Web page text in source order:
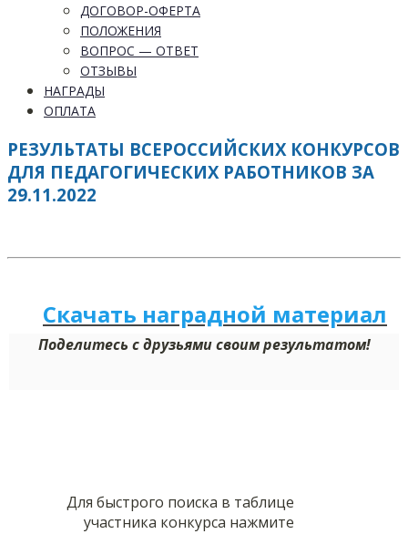
ДОГОВОР-ОФЕРТА
ПОЛОЖЕНИЯ
ВОПРОС — ОТВЕТ
ОТЗЫВЫ
НАГРАДЫ
ОПЛАТА
РЕЗУЛЬТАТЫ ВСЕРОССИЙСКИХ КОНКУРСОВ
ДЛЯ ПЕДАГОГИЧЕСКИХ РАБОТНИКОВ ЗА
29.11.2022
Скачать наградной материал
Поделитесь с друзьями своим результатом!
Для быстрого поиска в таблице
участника конкурса нажмите